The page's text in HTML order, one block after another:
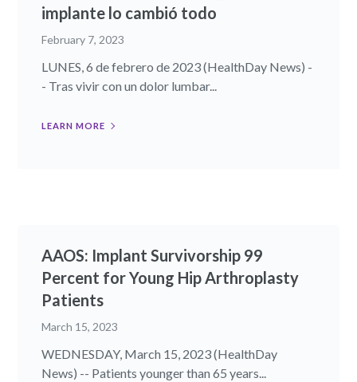
implante lo cambió todo
February 7, 2023
LUNES, 6 de febrero de 2023 (HealthDay News) -
- Tras vivir con un dolor lumbar...
LEARN MORE
AAOS: Implant Survivorship 99
Percent for Young Hip Arthroplasty
Patients
March 15, 2023
WEDNESDAY, March 15, 2023 (HealthDay
News) -- Patients younger than 65 years...